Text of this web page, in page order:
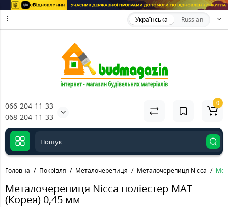
Українська Russian
066-204-11-33
068-204-11-33
0
Головна Покрівля Металочерепиця Металочерепиця Nicca
Металочерепиця Nicca поліестер MAT
(Корея) 0,45 мм